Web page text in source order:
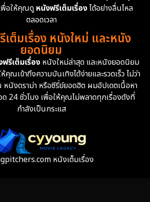
รัว 372
าการ 339
9
พื่อให้คุณดูหนังฟรีเต็มเรื่องได้อย่างลื่นไหล
ตลอดเวลา
ต็มเรื่อง หนังใหม่ และหนัง
ยอดนิยม
รีเต็มเรื่อง หนังใหม่ล่าสุด และหนังยอดนิยม
คุณเข้าถึงความบันเทิงได้ง่ายและรวดเร็ว ไม่ว่า
นังดราม่า หรือซีรี่ย์ยอดฮิต ผมอัปเดตเนื้อหา
24 ชั่วโมง เพื่อให้คุณไม่พลาดทุกเรื่องดังที่
กำลังเป็นกระแส
หนังเต็มเรื่อง